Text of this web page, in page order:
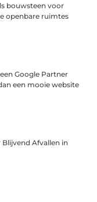
bouwsteen voor
openbare ruimtes
Google Partner
een mooie website
Afvallen in